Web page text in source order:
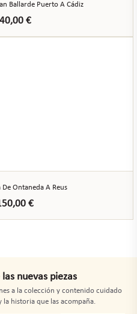
Ballarde Puerto A Cádiz
40,00 €
Ontaneda A Reus
€
nuevas piezas
a la colección y contenido cuidado
historia que las acompaña.